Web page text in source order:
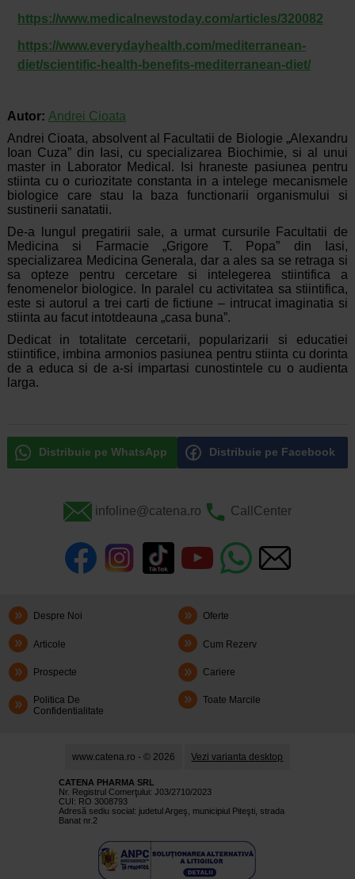
https://www.medicalnewstoday.com/articles/320082
https://www.everydayhealth.com/mediterranean-
diet/scientific-health-benefits-mediterranean-diet/
Autor: Andrei Cioata
Andrei Cioata, absolvent al Facultatii de Biologie „Alexandru
Ioan Cuza” din Iasi, cu specializarea Biochimie, si al unui
master in Laborator Medical. Isi hraneste pasiunea pentru
stiinta cu o curiozitate constanta in a intelege mecanismele
biologice care stau la baza functionarii organismului si
sustinerii sanatatii.
De-a lungul pregatirii sale, a urmat cursurile Facultatii de
Medicina si Farmacie „Grigore T. Popa” din Iasi,
specializarea Medicina Generala, dar a ales sa se retraga si
sa opteze pentru cercetare si intelegerea stiintifica a
fenomenelor biologice. In paralel cu activitatea sa stiintifica,
este si autorul a trei carti de fictiune – intrucat imaginatia si
stiinta au facut intotdeauna „casa buna”.
Dedicat in totalitate cercetarii, popularizarii si educatiei
stiintifice, imbina armonios pasiunea pentru stiinta cu dorinta
de a educa si de a-si impartasi cunostintele cu o audienta
larga.
Distribuie pe WhatsApp Distribuie pe Facebook
infoline@catena.ro CallCenter
Despre Noi Oferte
Articole Cum Rezerv
Prospecte Cariere
Politica De
Confidentialitate
Toate Marcile
www.catena.ro - © 2026 Vezi varianta desktop
CATENA PHARMA SRL
Nr. Registrul Comerţului: J03/2710/2023
CUI: RO 3008793
Adresă sediu social: judetul Argeş, municipiul Piteşti, strada
Banat nr.2